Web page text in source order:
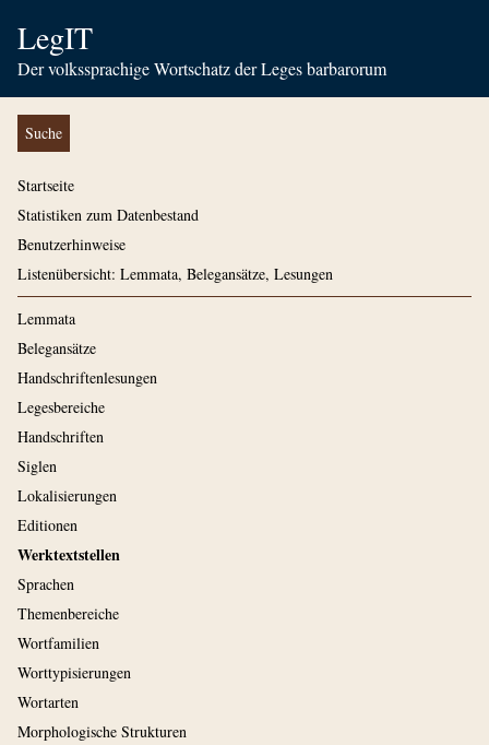
LegIT
Der volkssprachige Wortschatz der Leges barbarorum
Suche
Startseite
Statistiken zum Datenbestand
Benutzerhinweise
Listenübersicht: Lemmata, Belegansätze, Lesungen
Lemmata
Belegansätze
Handschriftenlesungen
Legesbereiche
Handschriften
Siglen
Lokalisierungen
Editionen
Werktextstellen
Sprachen
Themenbereiche
Wortfamilien
Worttypisierungen
Wortarten
Morphologische Strukturen